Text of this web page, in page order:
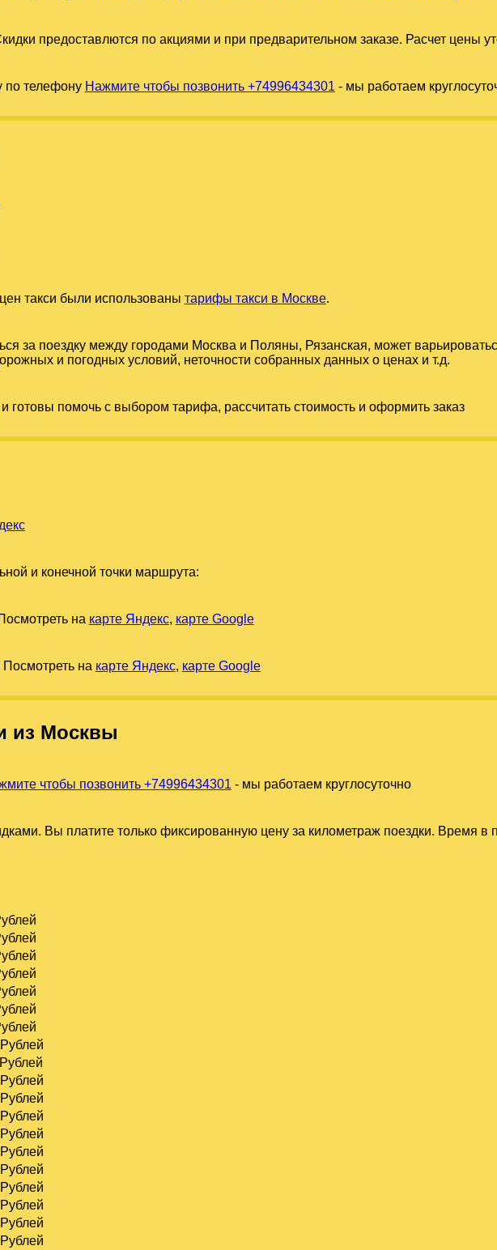
предоставлются по акциями и при предварительном заказе. Расчет цены
по телефону Нажмите чтобы позвонить +74996434301 - мы работаем
такси были использованы тарифы такси в Москве.
за поездку между городами Москва и Поляны, Рязанская, может
и погодных условий, неточности собранных данных о ценах и т.д.
готовы помочь с выбором тарифа, рассчитать стоимость и оформить заказ
и конечной точки маршрута:
на карте Яндекс, карте Google
Посмотреть на карте Яндекс, карте Google
из Москвы
чтобы позвонить +74996434301 - мы работаем круглосуточно
Вы платите только фиксированную цену за километраж поездки. Время в